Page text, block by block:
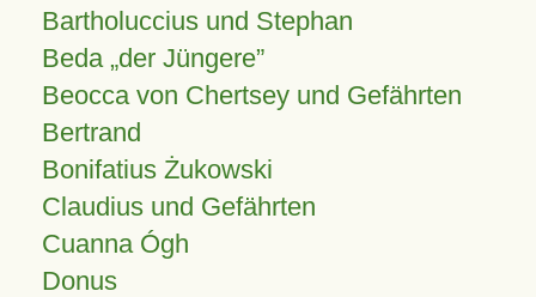
Bartholuccius und Stephan
Beda „der Jüngere”
Beocca von Chertsey und Gefährten
Bertrand
Bonifatius Żukowski
Claudius und Gefährten
Cuanna Ógh
Donus